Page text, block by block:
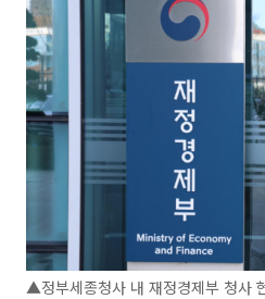
▲정부세종청사 내 재정경제부 청사